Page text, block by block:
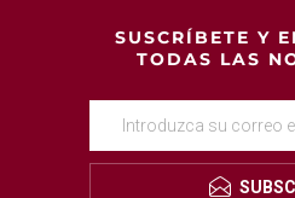
SUSCRÍBETE Y
TODAS LAS